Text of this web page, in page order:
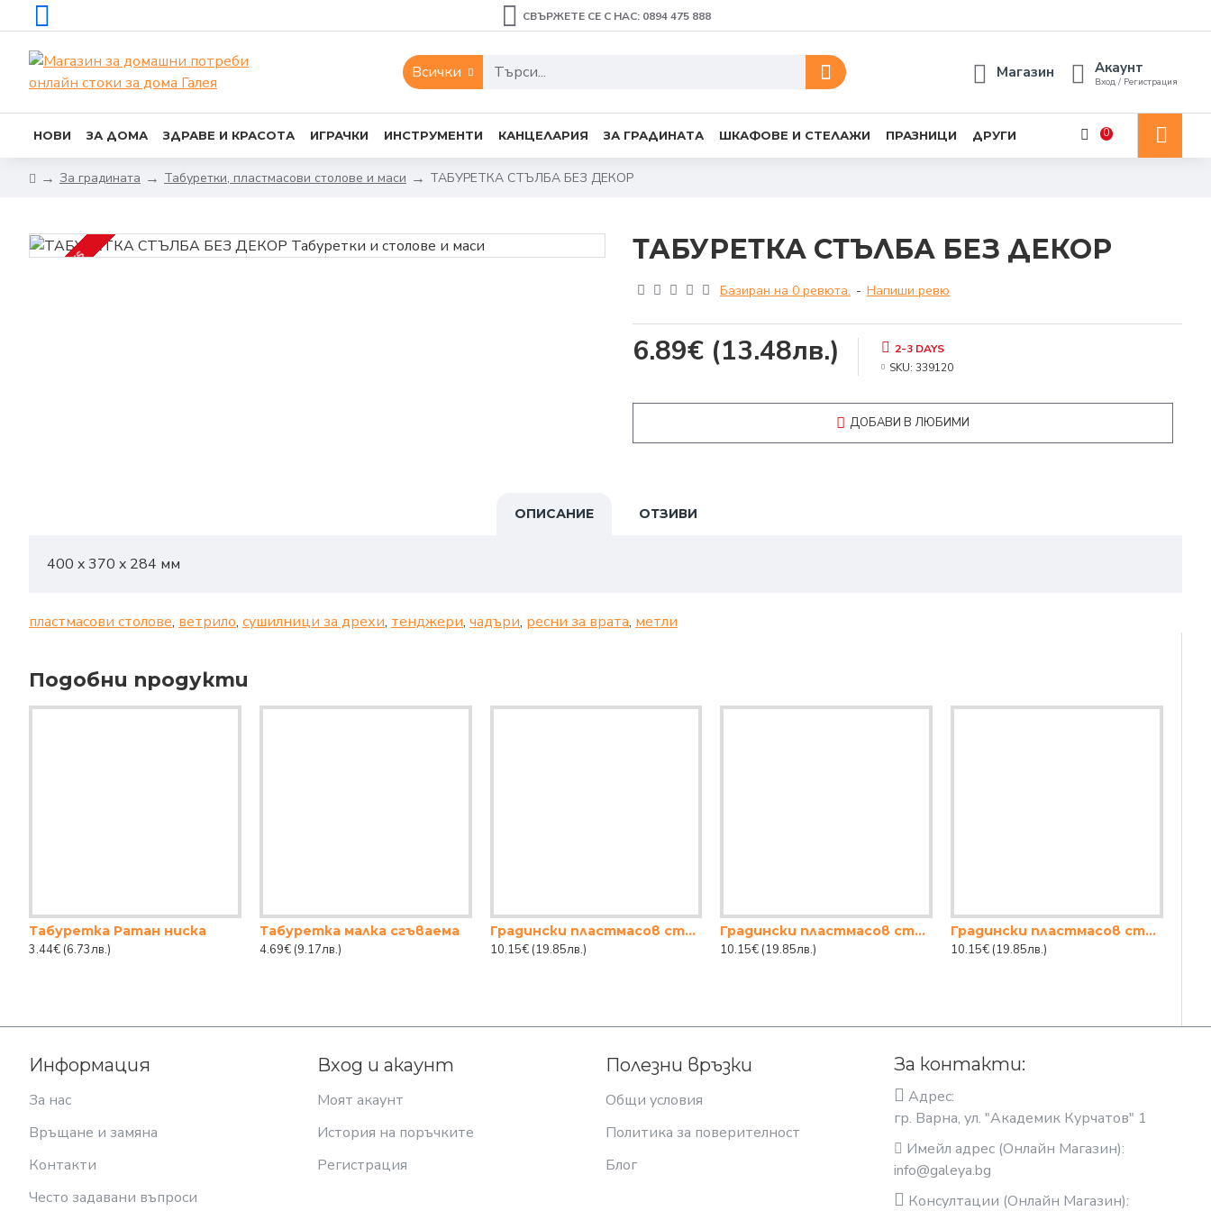
СВЪРЖЕТЕ СЕ С НАС: 0894 475 888
Всички Магазин Акаунт
Вход / Регистрация
НОВИ ЗА ДОМА ЗДРАВЕ И КРАСОТА ИГРАЧКИ ИНСТРУМЕНТИ КАНЦЕЛАРИЯ ЗА ГРАДИНАТА ШКАФОВЕ И СТЕЛАЖИ ПРАЗНИЦИ ДРУГИ 0
За градината Табуретки, пластмасови столове и маси ТАБУРЕТКА СТЪЛБА БЕЗ ДЕКОР
2-3 DAYS ТАБУРЕТКА СТЪЛБА БЕЗ ДЕКОР
Базиран на 0 ревюта. - Напиши ревю
6.89€ (13.48лв.)
2-3 DAYS
SKU: 339120
ДОБАВИ В ЛЮБИМИ
ОПИСАНИЕ ОТЗИВИ
400 x 370 x 284 мм
пластмасови столове, ветрило, сушилници за дрехи, тенджери, чадъри, ресни за врата, метли
Подобни продукти
Табуретка Ратан ниска
3.44€ (6.73лв.)
Табуретка малка сгъваема
4.69€ (9.17лв.)
Градински пластмасов стол РАТАН - КАФЯВ
10.15€ (19.85лв.)
Градински пластмасов стол РАТАН - СВЕТЛО БЕЖОВ
10.15€ (19.85лв.)
Градински пластмасов стол РАТАН - БЕЖОВ
10.15€ (19.85лв.)
Информация
За нас
Връщане и замяна
Контакти
Често задавани въпроси
Вход и акаунт
Моят акаунт
История на поръчките
Регистрация
Полезни връзки
Общи условия
Политика за поверителност
Блог
За контакти:
Адрес:
гр. Варна, ул. "Академик Курчатов" 1
Имейл адрес (Онлайн Магазин):
info@galeya.bg
Консултации (Онлайн Магазин):